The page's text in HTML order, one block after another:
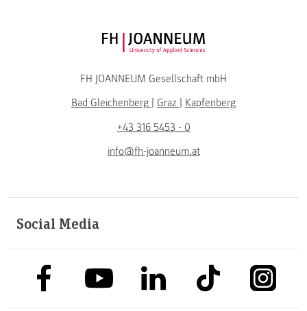
FH JOANNEUM Logo
FH JOANNEUM Gesellschaft mbH
Bad Gleichenberg
Graz
Kapfenberg
+43 316 5453 - 0
info@fh-joanneum.at
Social Media
link to facebooklink to youtubelink to linkedinlink to tiktok